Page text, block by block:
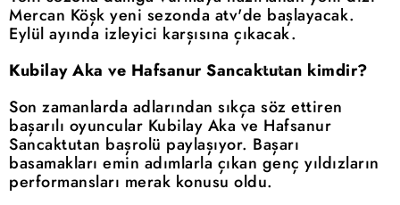
Mercan Köşk yeni sezonda atv'de başlayacak.
Eylül ayında izleyici karşısına çıkacak.
Kubilay Aka ve Hafsanur Sancaktutan kimdir?
Son zamanlarda adlarından sıkça söz ettiren
başarılı oyuncular Kubilay Aka ve Hafsanur
Sancaktutan başrolü paylaşıyor. Başarı
basamakları emin adımlarla çıkan genç yıldızların
performansları merak konusu oldu.